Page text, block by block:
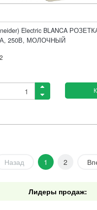
Electric BLANCA
250В, МОЛОЧНЫЙ
Назад 1 2
Лидеры продаж: